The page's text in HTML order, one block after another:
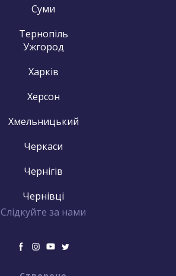
Суми
Тернопіль
Ужгород
Харків
Херсон
Хмельницький
Черкаси
Чернігів
Чернівці
Слідкуйте за нами